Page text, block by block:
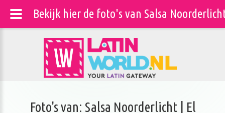
Foto's van: Salsa Noorderlicht | El
Bekijk hier de foto's van Salsa